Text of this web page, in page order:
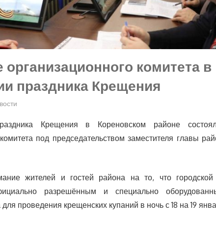
организационного комитета в
праздника Крещения
Крещения в Кореновском районе
под председательством заместителя главы
жителей и гостей района на то, что городской
разрешённым и специально
проведения крещенских купаний в ночь с 18 на 19